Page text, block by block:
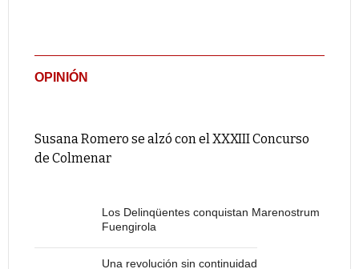
OPINIÓN
Susana Romero se alzó con el XXXIII Concurso
de Colmenar
Los Delinqüentes conquistan Marenostrum
Fuengirola
Una revolución sin continuidad